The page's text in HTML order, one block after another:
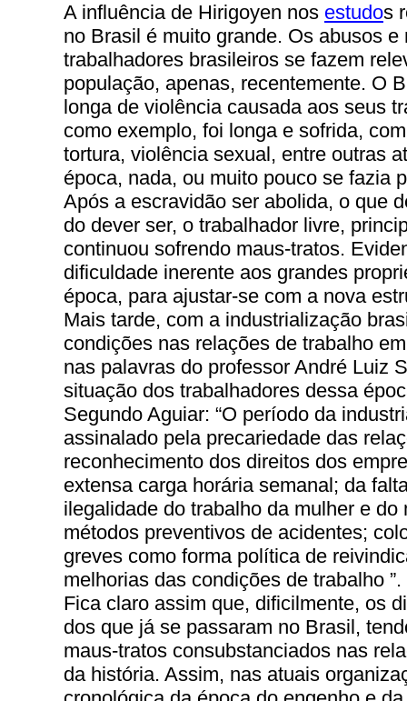
A influência de Hirigoyen nos estudos
no Brasil é muito grande. Os abusos
trabalhadores brasileiros se fazem
população, apenas, recentemente. O
longa de violência causada aos seus
como exemplo, foi longa e sofrida,
tortura, violência sexual, entre outras
época, nada, ou muito pouco se fazia
Após a escravidão ser abolida, o que
do dever ser, o trabalhador livre,
continuou sofrendo maus-tratos.
dificuldade inerente aos grandes
época, para ajustar-se com a nova
Mais tarde, com a industrialização
condições nas relações de trabalho
nas palavras do professor André Luiz
situação dos trabalhadores dessa
Segundo Aguiar: “O período da
assinalado pela precariedade das
reconhecimento dos direitos dos
extensa carga horária semanal; da
ilegalidade do trabalho da mulher e
métodos preventivos de acidentes;
greves como forma política de
melhorias das condições de trabalho ”.
Fica claro assim que, dificilmente, os
dos que já se passaram no Brasil,
maus-tratos consubstanciados nas
da história. Assim, nas atuais